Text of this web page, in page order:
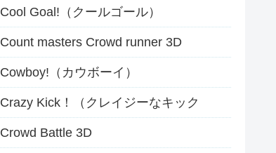
Cool Goal!（クールゴール）
Count masters Crowd runner 3D
Cowboy!（カウボーイ）
Crazy Kick！（クレイジーなキック
Crowd Battle 3D